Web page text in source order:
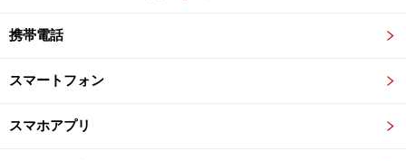
携帯電話
スマートフォン
スマホアプリ